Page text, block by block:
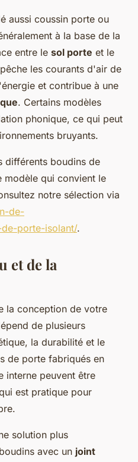
aussi coussin porte ou
à la base de la
entre le sol porte et le
les courants d'air de
et contribue à une
. Certains modèles
phonique, ce qui peut
bruyants.
différents boudins de
modèle qui convient le
notre sélection via
de-
porte-isolant/.
et de la
la conception de votre
de plusieurs
la durabilité et le
de porte fabriqués en
interne peuvent être
est pratique pour
solution plus
avec un joint